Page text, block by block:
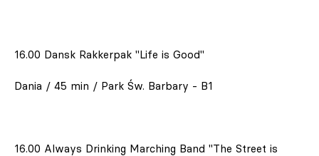
16.00 Dansk Rakkerpak "Life is Good"
Dania / 45 min / Park Św. Barbary - B1
16.00 Always Drinking Marching Band "The Street is